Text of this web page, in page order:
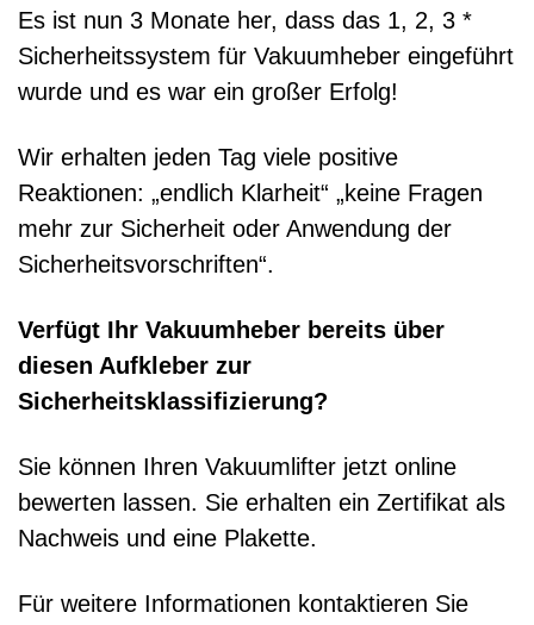
Es ist nun 3 Monate her, dass das 1, 2, 3 *
Sicherheitssystem für Vakuumheber eingeführt
wurde und es war ein großer Erfolg!
Wir erhalten jeden Tag viele positive
Reaktionen: „endlich Klarheit“ „keine Fragen
mehr zur Sicherheit oder Anwendung der
Sicherheitsvorschriften“.
Verfügt Ihr Vakuumheber bereits über
diesen Aufkleber zur
Sicherheitsklassifizierung?
Sie können Ihren Vakuumlifter jetzt online
bewerten lassen. Sie erhalten ein Zertifikat als
Nachweis und eine Plakette.
Für weitere Informationen kontaktieren Sie